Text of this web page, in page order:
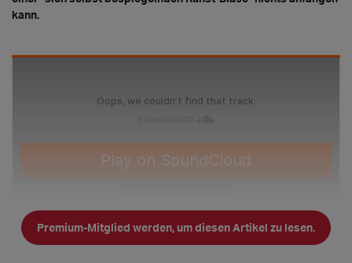
kann.
Premium-Mitglied werden, um diesen Artikel zu lesen.